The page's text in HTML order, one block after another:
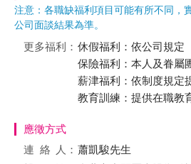
注意：各職缺福利項目可能有所不同，
公司面談結果為準。
更多福利： 休假福利：依公司規定
保險福利：本人及眷屬
薪津福利：依制度規定
教育訓練：提供在職教
應徵方式
連絡
人： 蕭凱駿先生